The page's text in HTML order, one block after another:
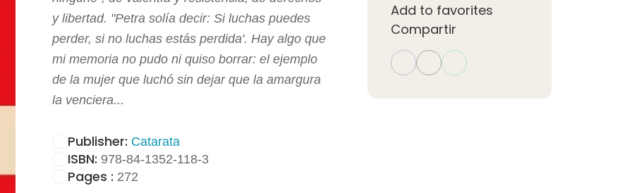
y libertad. "Petra solía decir: Si luchas puedes
perder, si no luchas estás perdida'. Hay algo que
mi memoria no pudo ni quiso borrar: el ejemplo
de la mujer que luchó sin dejar que la amargura
la venciera...
Publisher: Catarata
ISBN: 978-84-1352-118-3
Pages : 272
Add to favorites
Compartir